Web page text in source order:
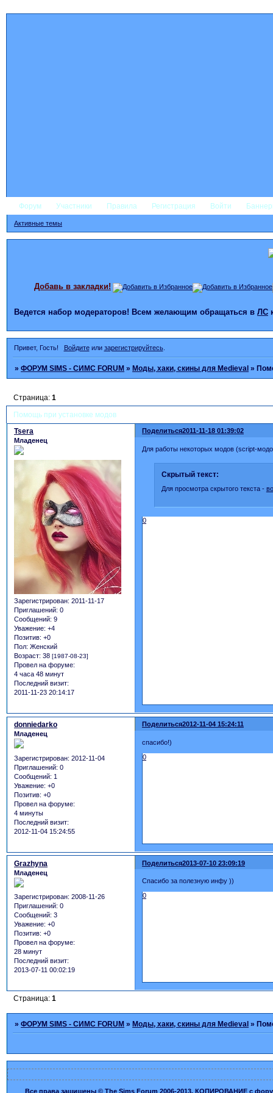
Форум Участники Правила Регистрация Войти
Активные темы
Добавь в закладки!
Ведется набор модераторов! Всем желающим обращаться в ЛС
Привет, Гость! Войдитеили зарегистрируйтесь.
»ФОРУМ SIMS - СИМС FORUM »Моды, хаки, скины для Medieval »
Помощь при установке модов
Страница:1
Поделиться2011-11-18 01:39:02
Tsera
Младенец
Зарегистрирован: 2011-11-17
Приглашений: 0
Сообщений: 9
Уважение: +4
Позитив: +0
Пол: Женский
Возраст: 38 [1987-08-23]
Провел на форуме:
4 часа 48 минут
Последний визит:
2011-11-23 20:14:17
Для работы некоторых модов (script-
Скрытый текст:
Для просмотра скрытого текста -
0
Поделиться2012-11-04 15:24:11
donniedarko
Младенец
Зарегистрирован: 2012-11-04
Приглашений: 0
Сообщений: 1
Уважение: +0
Позитив: +0
Провел на форуме:
4 минуты
Последний визит:
2012-11-04 15:24:55
спасибо!)
0
Поделиться2013-07-10 23:09:19
Grazhyna
Младенец
Зарегистрирован: 2008-11-26
Приглашений: 0
Сообщений: 3
Уважение: +0
Позитив: +0
Провел на форуме:
28 минут
Последний визит:
2013-07-11 00:02:19
Спасибо за полезную инфу ))
0
Страница:1
»ФОРУМ SIMS - СИМС FORUM »Моды, хаки, скины для Medieval »
Все права защищены © The Sims Forum 2006-2013. КОПИРОВАНИЕ с